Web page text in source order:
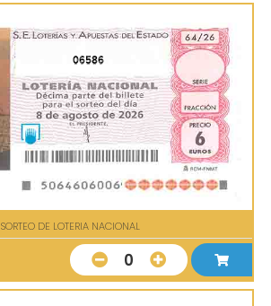
06586
SORTEO DE LOTERIA NACIONAL
0